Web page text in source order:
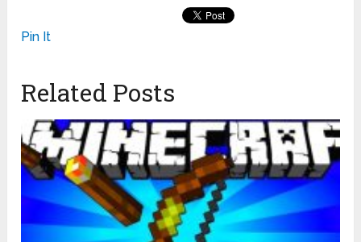
Pin It
Related Posts